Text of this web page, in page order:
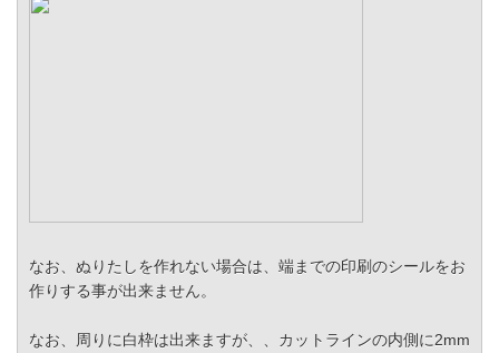
なお、ぬりたしを作れない場合は、端までの印刷のシールをお
作りする事が出来ません。
なお、周りに白枠は出来ますが、、カットラインの内側に2mm